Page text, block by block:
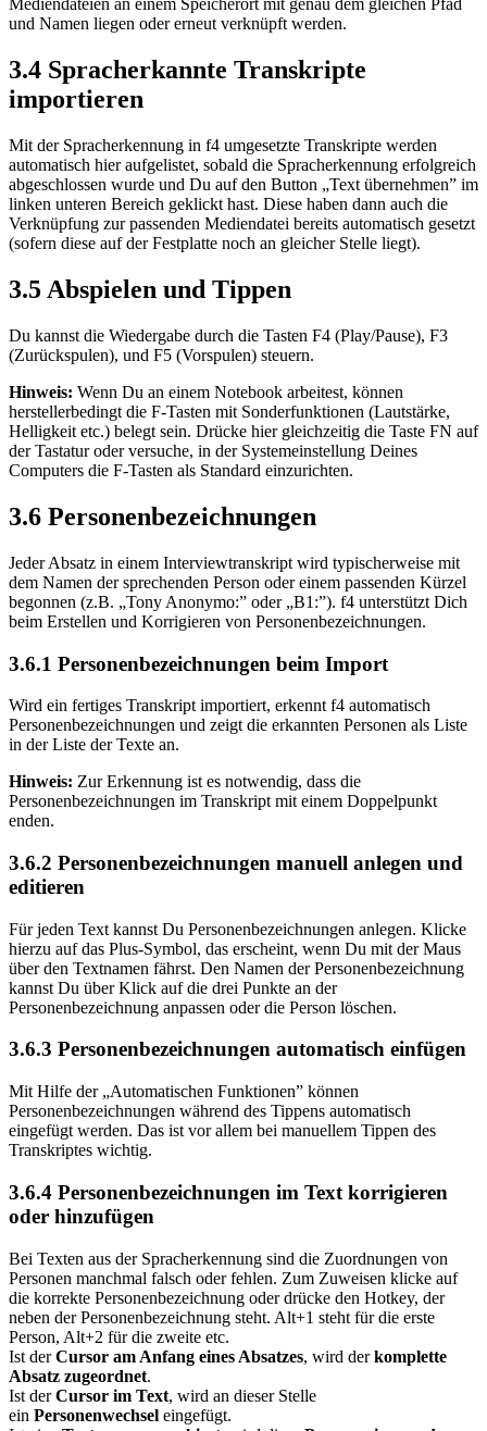
Mediendateien an einem Speicherort mit genau dem gleichen Pfad
und Namen liegen oder erneut verknüpft werden.
3.4 Spracherkannte Transkripte
importieren
Mit der Spracherkennung in f4 umgesetzte Transkripte werden
automatisch hier aufgelistet, sobald die Spracherkennung erfolgreich
abgeschlossen wurde und Du auf den Button „Text übernehmen” im
linken unteren Bereich geklickt hast. Diese haben dann auch die
Verknüpfung zur passenden Mediendatei bereits automatisch gesetzt
(sofern diese auf der Festplatte noch an gleicher Stelle liegt).
3.5 Abspielen und Tippen
Du kannst die Wiedergabe durch die Tasten F4 (Play/Pause), F3
(Zurückspulen), und F5 (Vorspulen) steuern.
Hinweis: Wenn Du an einem Notebook arbeitest, können
herstellerbedingt die F-Tasten mit Sonderfunktionen (Lautstärke,
Helligkeit etc.) belegt sein. Drücke hier gleichzeitig die Taste FN auf
der Tastatur oder versuche, in der Systemeinstellung Deines
Computers die F-Tasten als Standard einzurichten.
3.6 Personenbezeichnungen
Jeder Absatz in einem Interviewtranskript wird typischerweise mit
dem Namen der sprechenden Person oder einem passenden Kürzel
begonnen (z.B. „Tony Anonymo:” oder „B1:”). f4 unterstützt Dich
beim Erstellen und Korrigieren von Personenbezeichnungen.
3.6.1 Personenbezeichnungen beim Import
Wird ein fertiges Transkript importiert, erkennt f4 automatisch
Personenbezeichnungen und zeigt die erkannten Personen als Liste
in der Liste der Texte an.
Hinweis: Zur Erkennung ist es notwendig, dass die
Personenbezeichnungen im Transkript mit einem Doppelpunkt
enden.
3.6.2 Personenbezeichnungen manuell anlegen und
editieren
Für jeden Text kannst Du Personenbezeichnungen anlegen. Klicke
hierzu auf das Plus-Symbol, das erscheint, wenn Du mit der Maus
über den Textnamen fährst. Den Namen der Personenbezeichnung
kannst Du über Klick auf die drei Punkte an der
Personenbezeichnung anpassen oder die Person löschen.
3.6.3 Personenbezeichnungen automatisch einfügen
Mit Hilfe der „Automatischen Funktionen” können
Personenbezeichnungen während des Tippens automatisch
eingefügt werden. Das ist vor allem bei manuellem Tippen des
Transkriptes wichtig.
3.6.4 Personenbezeichnungen im Text korrigieren
oder hinzufügen
Bei Texten aus der Spracherkennung sind die Zuordnungen von
Personen manchmal falsch oder fehlen. Zum Zuweisen klicke auf
die korrekte Personenbezeichnung oder drücke den Hotkey, der
neben der Personenbezeichnung steht. Alt+1 steht für die erste
Person, Alt+2 für die zweite etc.
Ist derCursor am Anfang eines Absatzes, wird derkomplette
Absatz zugeordnet.
Ist derCursor im Text, wird an dieser Stelle
ein Personenwechsel eingefügt.